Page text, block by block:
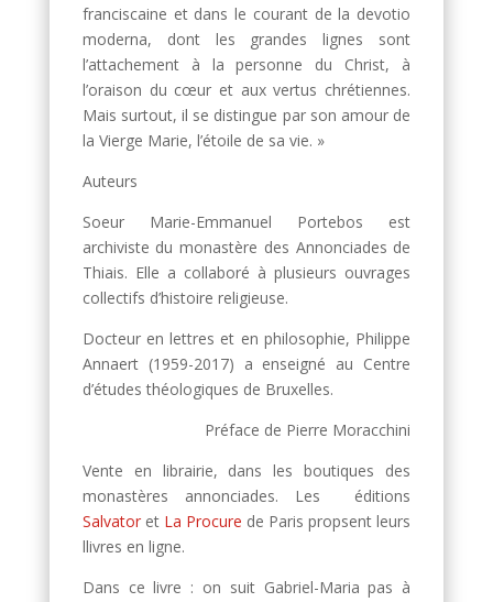
franciscaine et dans le courant de la devotio
moderna, dont les grandes lignes sont
l’attachement à la personne du Christ, à
l’oraison du cœur et aux vertus chrétiennes.
Mais surtout, il se distingue par son amour de
la Vierge Marie, l’étoile de sa vie. »
Auteurs
Soeur Marie-Emmanuel Portebos est
archiviste du monastère des Annonciades de
Thiais. Elle a collaboré à plusieurs ouvrages
collectifs d’histoire religieuse.
Docteur en lettres et en philosophie, Philippe
Annaert (1959-2017) a enseigné au Centre
d’études théologiques de Bruxelles.
Préface de Pierre Moracchini
Vente en librairie, dans les boutiques des
monastères annonciades. Les éditions
Salvatoret La Procure de Paris propsent leurs
llivres en ligne.
Dans ce livre : on suit Gabriel-Maria pas à